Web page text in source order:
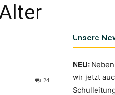
24
Unsere
NEU:
wir jetzt